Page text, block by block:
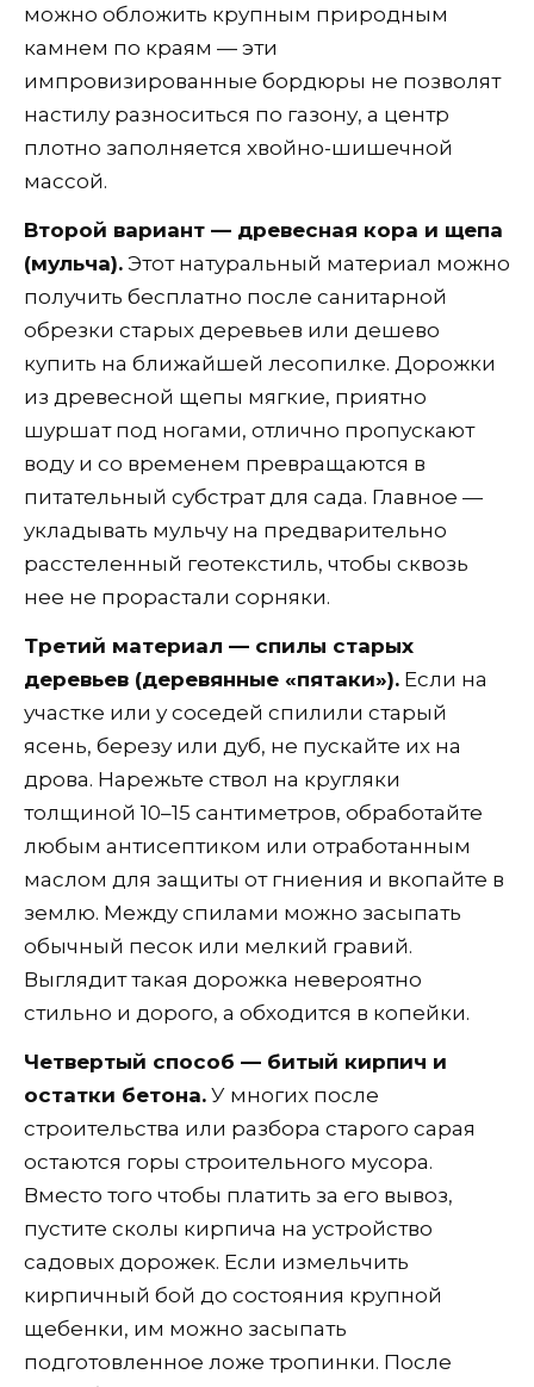
можно обложить крупным природным
камнем по краям — эти
импровизированные бордюры не позволят
настилу разноситься по газону, а центр
плотно заполняется хвойно-шишечной
массой.
Второй вариант — древесная кора и щепа
(мульча). Этот натуральный материал можно
получить бесплатно после санитарной
обрезки старых деревьев или дешево
купить на ближайшей лесопилке. Дорожки
из древесной щепы мягкие, приятно
шуршат под ногами, отлично пропускают
воду и со временем превращаются в
питательный субстрат для сада. Главное —
укладывать мульчу на предварительно
расстеленный геотекстиль, чтобы сквозь
нее не прорастали сорняки.
Третий материал — спилы старых
деревьев (деревянные «пятаки»). Если на
участке или у соседей спилили старый
ясень, березу или дуб, не пускайте их на
дрова. Нарежьте ствол на кругляки
толщиной 10–15 сантиметров, обработайте
любым антисептиком или отработанным
маслом для защиты от гниения и вкопайте в
землю. Между спилами можно засыпать
обычный песок или мелкий гравий.
Выглядит такая дорожка невероятно
стильно и дорого, а обходится в копейки.
Четвертый способ — битый кирпич и
остатки бетона. У многих после
строительства или разбора старого сарая
остаются горы строительного мусора.
Вместо того чтобы платить за его вывоз,
пустите сколы кирпича на устройство
садовых дорожек. Если измельчить
кирпичный бой до состояния крупной
щебенки, им можно засыпать
подготовленное ложе тропинки. После